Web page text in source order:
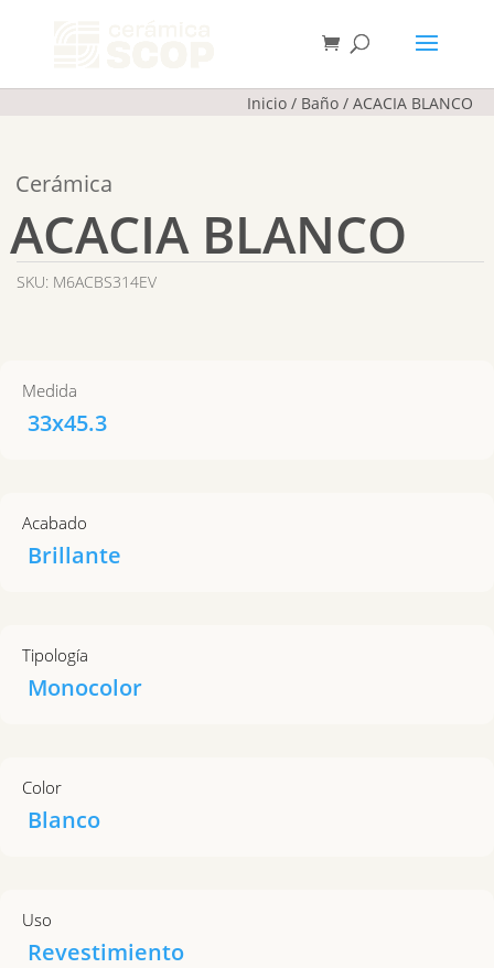
Inicio / Baño /ACACIA BLANCO
Cerámica
ACACIA BLANCO
SKU: M6ACBS314EV
Medida
33x45.3
Acabado
Brillante
Tipología
Monocolor
Color
Blanco
Uso
Revestimiento